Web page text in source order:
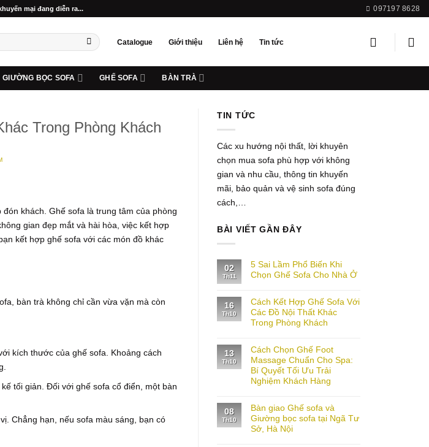
mại đang diễn ra... 097197 8628
Catalogue Giới thiệu Liên hệ Tin tức
GIƯỜNG BỌC SOFA GHẾ SOFA BÀN TRÀ
Trong Phòng Khách
khách. Ghế sofa là trung tâm của phòng
gian đẹp mắt và hài hòa, việc kết hợp
kết hợp ghế sofa với các món đồ khác
bàn trà không chỉ cần vừa vặn mà còn
kích thước của ghế sofa. Khoảng cách
tối giản. Đối với ghế sofa cổ điển, một bàn
Chẳng hạn, nếu sofa màu sáng, bạn có
TIN TỨC
Các xu hướng nội thất, lời khuyên
chọn mua sofa phù hợp với không
gian và nhu cầu, thông tin khuyến
mãi, bảo quản và vệ sinh sofa đúng
cách,…
BÀI VIẾT GẦN ĐÂY
02
Th11
5 Sai Lầm Phổ Biến Khi
Chọn Ghế Sofa Cho Nhà Ở
bình
luận
ở
Phổ
Biến
Khi
Chọn
Ghế
Sofa
Ở
16
Th10
Cách Kết Hợp Ghế Sofa Với
Các Đồ Nội Thất Khác
Trong Phòng Khách
bình
luận
ở
Cách
Kết
Hợp
Với
Các
Đồ
Nội
13
Th10
Cách Chọn Ghế Foot
Massage Chuẩn Cho Spa:
Bí Quyết Tối Ưu Trải
Nghiệm Khách Hàng
bình
luận
ở
Cách
08
Th10
Bàn giao Ghế sofa và
Giường bọc sofa tại Ngã Tư
Sở, Hà Nội